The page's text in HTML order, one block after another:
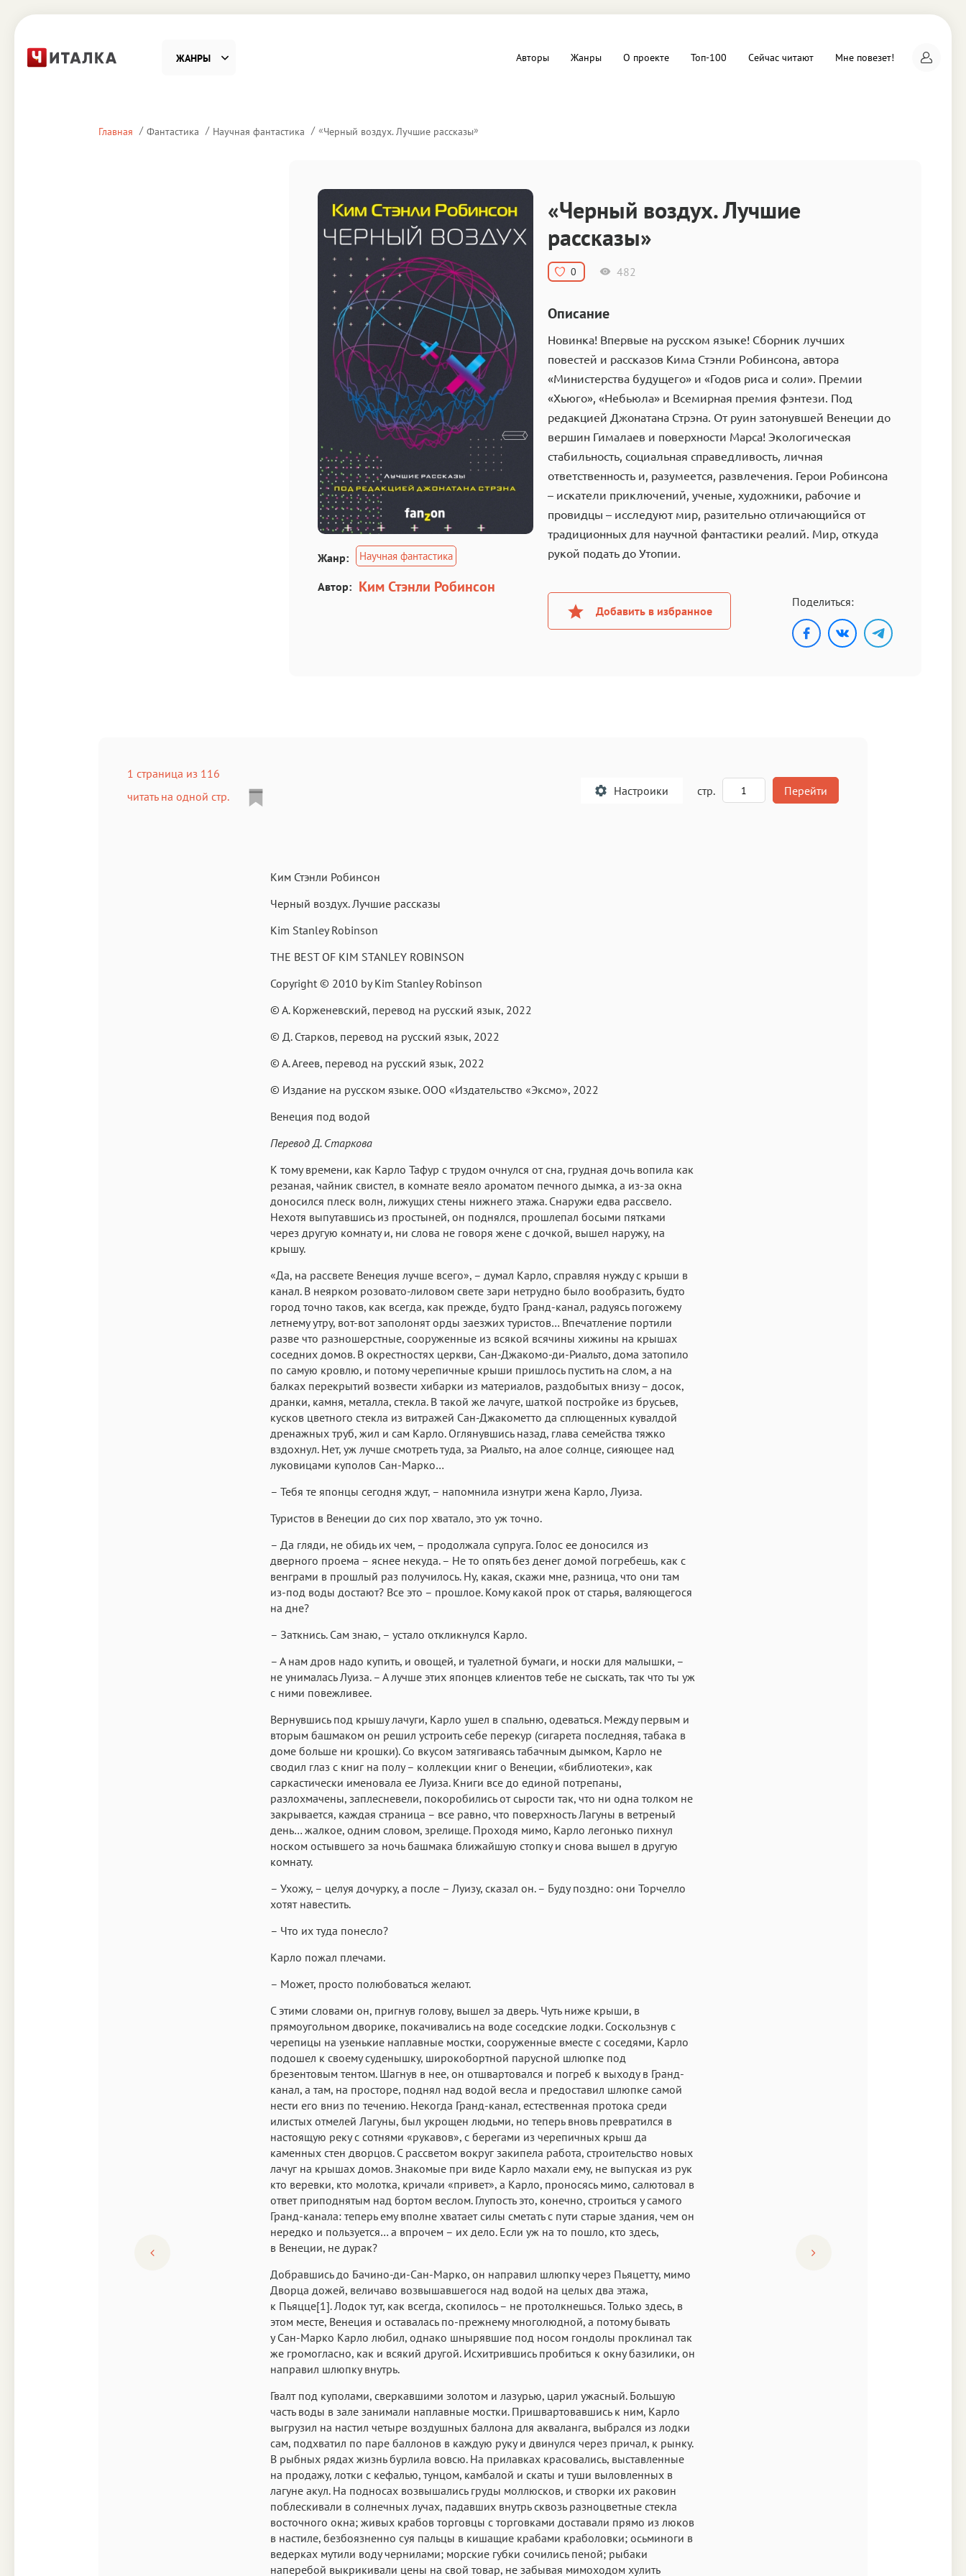
ЖАНРЫ
Драматургия
Домоводство Компьютеры и Интернет
Старинное
Авторы Жанры О проекте Топ-100 Сейчас читают Мне повезет!
Главная Фантастика Научная фантастика «Черный воздух. Лучшие рассказы»
Жанр: Научная фантастика
Автор: Ким Стэнли Робинсон
«Черный воздух. Лучшие
рассказы»
0 482
Описание
Новинка! Впервые на русском языке! Сборник лучших
повестей и рассказов Кима Стэнли Робинсона, автора
«Министерства будущего» и «Годов риса и соли». Премии
«Хьюго», «Небьюла» и Всемирная премия фэнтези. Под
редакцией Джонатана Стрэна. От руин затонувшей Венеции до
вершин Гималаев и поверхности Марса! Экологическая
стабильность, социальная справедливость, личная
ответственность и, разумеется, развлечения. Герои Робинсона
– искатели приключений, ученые, художники, рабочие и
провидцы – исследуют мир, разительно отличающийся от
традиционных для научной фантастики реалий. Мир, откуда
рукой подать до Утопии.
Добавить в избранное
Поделиться:
1 страница из 116
читать на одной стр.
Настроики
Аа Аа
Аа
Iowan San Francisco
Аа Аа Аа
стр. Перейти
Ким Стэнли Робинсон
Черный воздух. Лучшие рассказы
Kim Stanley Robinson
THE BEST OF KIM STANLEY ROBINSON
Copyright © 2010 by Kim Stanley Robinson
© А. Корженевский, перевод на русский язык, 2022
© Д. Старков, перевод на русский язык, 2022
© А. Агеев, перевод на русский язык, 2022
© Издание на русском языке. ООО «Издательство «Эксмо», 2022
Венеция под водой
Перевод Д. Старкова
К тому времени, как Карло Тафур с трудом очнулся от сна, грудная дочь вопила как
резаная, чайник свистел, в комнате веяло ароматом печного дымка, а из-за окна
доносился плеск волн, лижущих стены нижнего этажа. Снаружи едва рассвело.
Нехотя выпутавшись из простыней, он поднялся, прошлепал босыми пятками
через другую комнату и, ни слова не говоря жене с дочкой, вышел наружу, на
крышу.
«Да, на рассвете Венеция лучше всего», – думал Карло, справляя нужду с крыши в
канал. В неярком розовато-лиловом свете зари нетрудно было вообразить, будто
город точно таков, как всегда, как прежде, будто Гранд-канал, радуясь погожему
летнему утру, вот-вот заполонят орды заезжих туристов… Впечатление портили
разве что разношерстные, сооруженные из всякой всячины хижины на крышах
соседних домов. В окрестностях церкви, Сан-Джакомо-ди-Риальто, дома затопило
по самую кровлю, и потому черепичные крыши пришлось пустить на слом, а на
балках перекрытий возвести хибарки из материалов, раздобытых внизу – досок,
дранки, камня, металла, стекла. В такой же лачуге, шаткой постройке из брусьев,
кусков цветного стекла из витражей Сан-Джакометто да сплющенных кувалдой
дренажных труб, жил и сам Карло. Оглянувшись назад, глава семейства тяжко
вздохнул. Нет, уж лучше смотреть туда, за Риальто, на алое солнце, сияющее над
луковицами куполов Сан-Марко…
– Тебя те японцы сегодня ждут, – напомнила изнутри жена Карло, Луиза.
Туристов в Венеции до сих пор хватало, это уж точно.
– Да гляди, не обидь их чем, – продолжала супруга. Голос ее доносился из
дверного проема – яснее некуда. – Не то опять без денег домой погребешь, как с
венграми в прошлый раз получилось. Ну, какая, скажи мне, разница, что они там
из-под воды достают? Все это – прошлое. Кому какой прок от старья, валяющегося
на дне?
– Заткнись. Сам знаю, – устало откликнулся Карло.
– А нам дров надо купить, и овощей, и туалетной бумаги, и носки для малышки, –
не унималась Луиза. – А лучше этих японцев клиентов тебе не сыскать, так что ты уж
с ними повежливее.
Вернувшись под крышу лачуги, Карло ушел в спальню, одеваться. Между первым и
вторым башмаком он решил устроить себе перекур (сигарета последняя, табака в
доме больше ни крошки). Со вкусом затягиваясь табачным дымком, Карло не
сводил глаз с книг на полу – коллекции книг о Венеции, «библиотеки», как
саркастически именовала ее Луиза. Книги все до единой потрепаны,
разлохмачены, заплесневели, покоробились от сырости так, что ни одна толком не
закрывается, каждая страница – все равно, что поверхность Лагуны в ветреный
день… жалкое, одним словом, зрелище. Проходя мимо, Карло легонько пихнул
носком остывшего за ночь башмака ближайшую стопку и снова вышел в другую
комнату.
– Ухожу, – целуя дочурку, а после – Луизу, сказал он. – Буду поздно: они Торчелло
хотят навестить.
– Что их туда понесло?
Карло пожал плечами.
– Может, просто полюбоваться желают.
С этими словами он, пригнув голову, вышел за дверь. Чуть ниже крыши, в
прямоугольном дворике, покачивались на воде соседские лодки. Соскользнув с
черепицы на узенькие наплавные мостки, сооруженные вместе с соседями, Карло
подошел к своему суденышку, широкобортной парусной шлюпке под
брезентовым тентом. Шагнув в нее, он отшвартовался и погреб к выходу в Гранд-
канал, а там, на просторе, поднял над водой весла и предоставил шлюпке самой
нести его вниз по течению. Некогда Гранд-канал, естественная протока среди
илистых отмелей Лагуны, был укрощен людьми, но теперь вновь превратился в
настоящую реку с сотнями «рукавов», с берегами из черепичных крыш да
каменных стен дворцов. С рассветом вокруг закипела работа, строительство новых
лачуг на крышах домов. Знакомые при виде Карло махали ему, не выпуская из рук
кто веревки, кто молотка, кричали «привет», а Карло, проносясь мимо, салютовал в
ответ приподнятым над бортом веслом. Глупость это, конечно, строиться у самого
Гранд-канала: теперь ему вполне хватает силы сметать с пути старые здания, чем он
нередко и пользуется… а впрочем – их дело. Если уж на то пошло, кто здесь,
в Венеции, не дурак?
Добравшись до Бачино-ди-Сан-Марко, он направил шлюпку через Пьяцетту, мимо
Дворца дожей, величаво возвышавшегося над водой на целых два этажа,
к Пьяцце[1]. Лодок тут, как всегда, скопилось – не протолкнешься. Только здесь, в
этом месте, Венеция и оставалась по-прежнему многолюдной, а потому бывать
у Сан-Марко Карло любил, однако шнырявшие под носом гондолы проклинал так
же громогласно, как и всякий другой. Исхитрившись пробиться к окну базилики, он
направил шлюпку внутрь.
Гвалт под куполами, сверкавшими золотом и лазурью, царил ужасный. Большую
часть воды в зале занимали наплавные мостки. Пришвартовавшись к ним, Карло
выгрузил на настил четыре воздушных баллона для акваланга, выбрался из лодки
сам, подхватил по паре баллонов в каждую руку и двинулся через причал, к рынку.
В рыбных рядах жизнь бурлила вовсю. На прилавках красовались, выставленные
на продажу, лотки с кефалью, тунцом, камбалой и скаты и туши выловленных в
лагуне акул. На подносах возвышались груды моллюсков, и створки их раковин
поблескивали в солнечных лучах, падавших внутрь сквозь разноцветные стекла
восточного окна; живых крабов торговцы с торговками доставали прямо из люков
в настиле, безбоязненно суя пальцы в кишащие крабами краболовки; осьминоги в
ведерках мутили воду чернилами; морские губки сочились пеной; рыбаки
наперебой выкрикивали цены на свой товар, не забывая мимоходом хулить